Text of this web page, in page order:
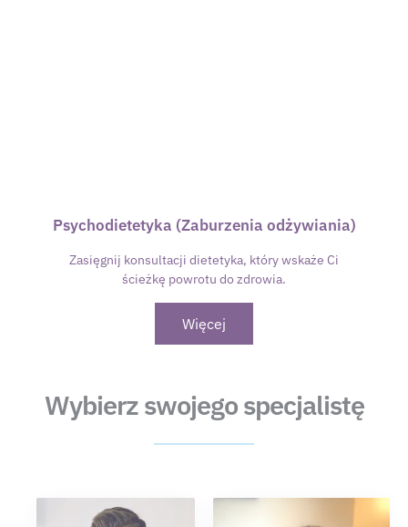
Psychodietetyka (Zaburzenia odżywiania)
Zasięgnij konsultacji dietetyka, który wskaże Ci
ścieżkę powrotu do zdrowia.
Więcej
Wybierz swojego specjalistę